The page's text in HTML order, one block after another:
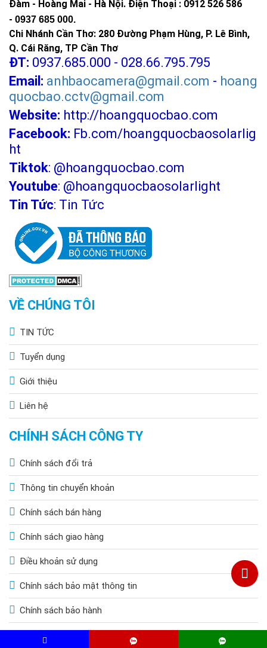
Đàm - Hoàng Mai - Hà Nội. Điện Thoại : 0912 526 586
- 0937 685 000.
Chi Nhánh Cần Thơ: 280 Đường Phạm Hùng, P. Lê Bình,
Q. Cái Răng, TP Cần Thơ
ĐT: 0937.685.000 - 028.66.795.795
Email: anhbaocamera@gmail.com - hoang
quocbao.cctv@gmail.com
Website: http://hoangquocbao.com
Facebook: Fb.com/hoangquocbaosolarlig
ht
Tiktok: @hoangquocbao.com
Youtube: @hoangquocbaosolarlight
Tin Tức: Tin Tức
VỀ CHÚNG TÔI
TIN TỨC
Tuyển dụng
Giới thiệu
Liên hệ
CHÍNH SÁCH CÔNG TY
Chính sách đổi trả
Thông tin chuyển khoản
Chính sách bán hàng
Chính sách giao hàng
Điều khoản sử dụng
Chính sách bảo mật thông tin
Chính sách bảo hành